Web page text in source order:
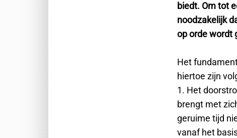
biedt. Om tot
noodzakelijk
op orde wordt
Het
hiertoe zijn
1. Het
brengt met
geruime tijd
vanaf het